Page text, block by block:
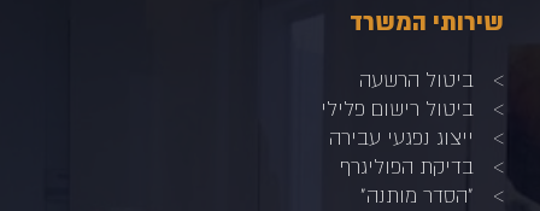
שירותי המשרד
ביטול הרשעה
ביטול רישום פלילי
ייצוג נפגעי עבירה
בדיקת הפוליגרף
"הסדר מותנה"